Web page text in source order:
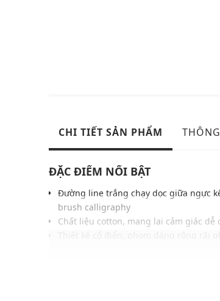
CHI TIẾT SẢN PHẨM
ĐẶC ĐIỂM NỔI BẬT
Đường line trắng chạy dọc giữa ngực
brush calligraphy
Chất liệu cotton, mang lại cảm giác dễ